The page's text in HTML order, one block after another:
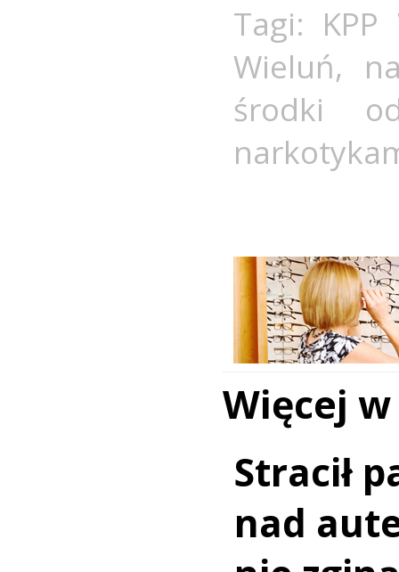
Tagi:
Wieluń,
środki
Więcej
Stracił
nad